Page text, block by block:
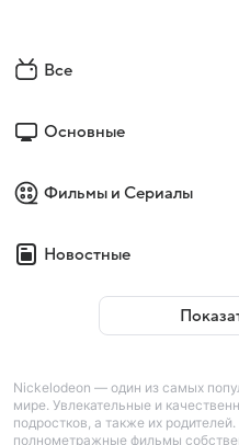
Все
Основные
Фильмы и Сериалы
Новостные
Nickelodeon — один из самых
мире. Увлекательные и
подростков, а также их
полнометражные фильмы